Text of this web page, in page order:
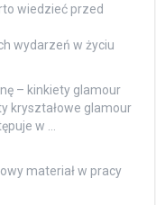
wiedzieć przed
wydarzeń w życiu
– kinkiety glamour
kryształowe glamour
w …
materiał w pracy